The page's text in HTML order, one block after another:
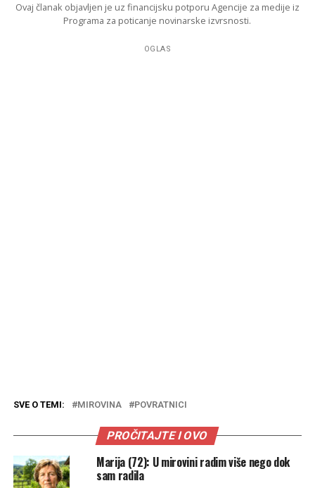
Ovaj članak objavljen je uz financijsku potporu Agencije za medije iz
Programa za poticanje novinarske izvrsnosti.
OGLAS
SVE O TEMI: MIROVINA POVRATNICI
PROČITAJTE I OVO
Marija (72): U mirovini radim više nego dok
sam radila